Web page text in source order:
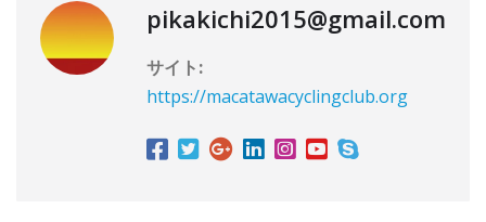
pikakichi2015@gmail.com
サイト:
https://macatawacyclingclub.org